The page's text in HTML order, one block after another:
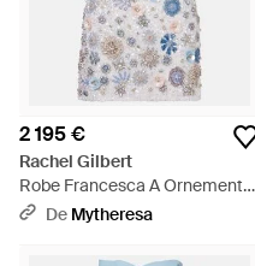
2 195 €
Rachel Gilbert
Robe Francesca A Ornements
- Bleu
De Mytheresa